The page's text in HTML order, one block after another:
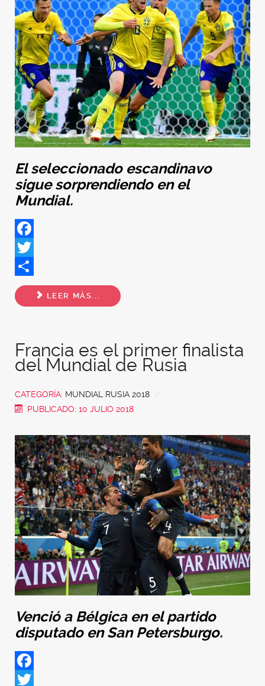
El seleccionado escandinavo
sigue sorprendiendo en el
Mundial.
Facebook
Twitter
Share
LEER MÁS...
Francia es el primer finalista
del Mundial de Rusia
CATEGORÍA: MUNDIAL RUSIA 2018
PUBLICADO: 10 JULIO 2018
Venció a Bélgica en el partido
disputado en San Petersburgo.
Facebook